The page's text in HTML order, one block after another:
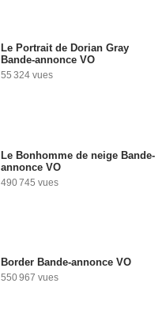
Le Portrait de Dorian Gray
Bande-annonce VO
55 324 vues
Le Bonhomme de neige Bande-
annonce VO
490 745 vues
Border Bande-annonce VO
550 967 vues